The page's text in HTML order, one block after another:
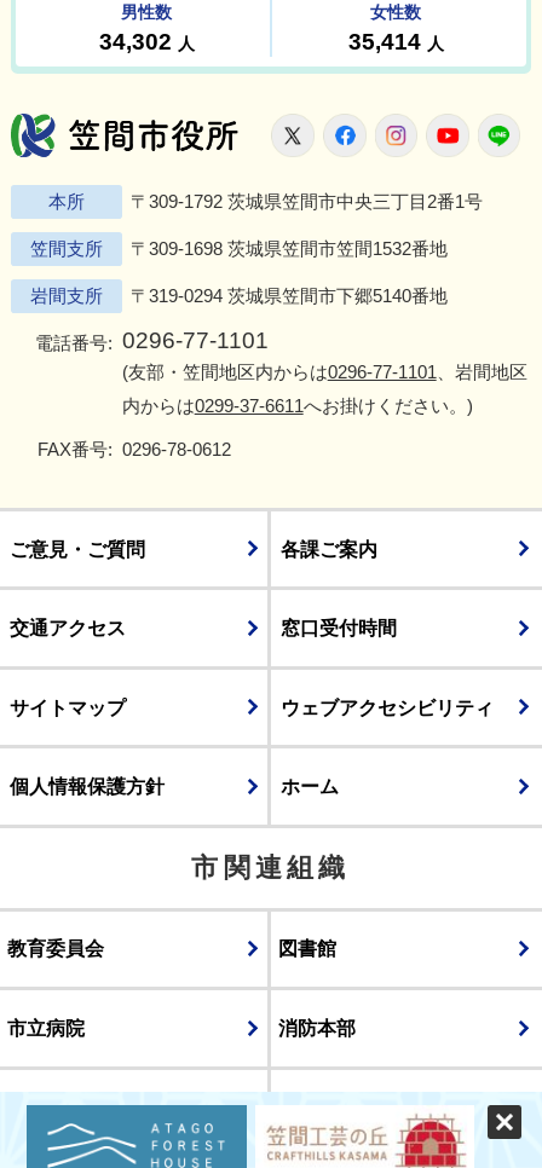
笠間市役所
X FacebookInstagram
本所 〒309-1792 茨城県笠間市中央三丁目2番1号
笠間支所 〒309-1698 茨城県笠間市笠間1532番地
岩間支所 〒319-0294 茨城県笠間市下郷5140番地
電話番号: 0296-77-1101
(友部・笠間地区内からは0296-77-1101 、岩間地区
内からは0299-37-6611へお掛けください。)
FAX番号: 0296-78-0612
ご意見・ご質問 各課ご案内
交通アクセス 窓口受付時間
サイトマップ ウェブアクセシビリティ
個人情報保護方針 ホーム
市関連組織
教育委員会 図書館
市立病院 消防本部
議会